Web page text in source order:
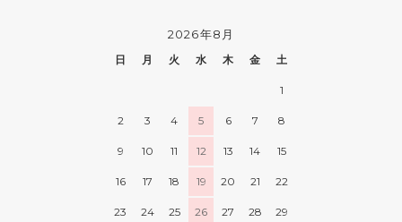
2026年8月
日 月 火 水 木 金 土
1
2 3 4 5 6 7 8
9 10 11 12 13 14 15
16 17 18 19 20 21 22
23 24 25 26 27 28 29